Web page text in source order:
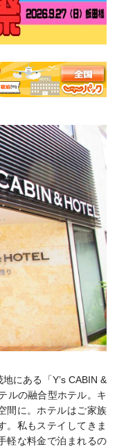
地にある「Y’s CABIN &
ルの融合型ホテル。 キ
間に。 ホテルはご家族
。私も ステイしてきま
軽な料金で泊まれるの